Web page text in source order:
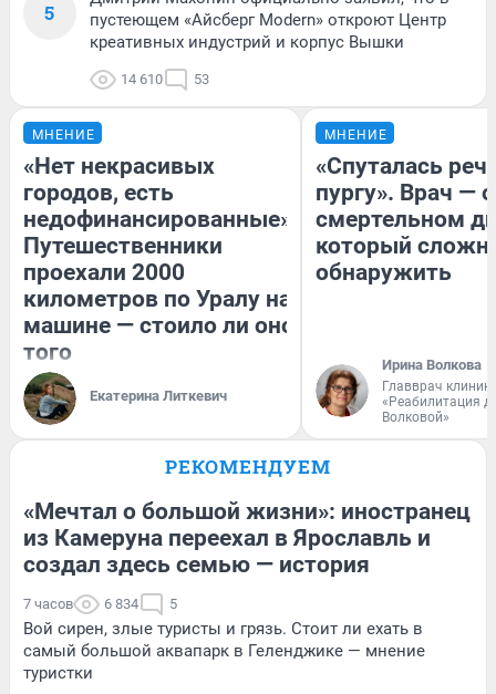
5
пустеющем «Айсберг Modern» откроют Центр
креативных индустрий и корпус Вышки
14 610 53
МНЕНИЕ
«Нет некрасивых
городов, есть
недофинансированные».
Путешественники
проехали 2000
километров по Уралу на
машине — стоило ли оно
того
Екатерина Литкевич
МНЕНИЕ
«Спуталась
пургу». Врач — о
смертельном
который
обнаружить
Ирина Волкова
Главврач
«Реабилитация
Волковой»
РЕКОМЕНДУЕМ
«Мечтал о большой жизни»: иностранец
из Камеруна переехал в Ярославль и
создал здесь семью — история
7 часов 6 834 5
Вой сирен, злые туристы и грязь. Стоит ли ехать в
самый большой аквапарк в Геленджике — мнение
туристки